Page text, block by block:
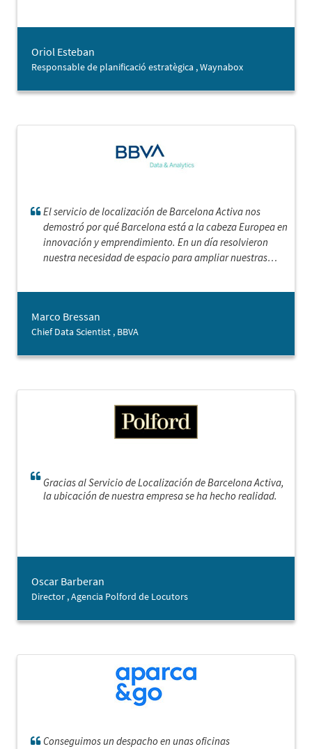
Oriol Esteban
Responsable de planificació estratègica , Waynabox
El servicio de localización de Barcelona Activa nos
demostró por qué Barcelona está a la cabeza Europea en
innovación y emprendimiento. En un día resolvieron
nuestra necesidad de espacio para ampliar nuestras
Marco Bressan
Chief Data Scientist , BBVA
Gracias al Servicio de Localización de Barcelona Activa,
la ubicación de nuestra empresa se ha hecho realidad.
Oscar Barberan
Director , Agencia Polford de Locutors
Conseguimos un despacho en unas oficinas